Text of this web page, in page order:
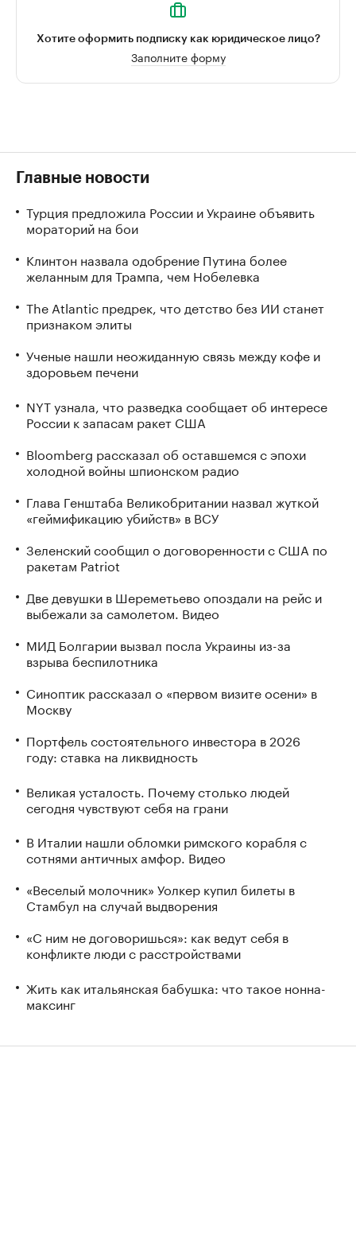
Хотите оформить подписку как юридическое лицо?
Заполните форму
Главные новости
Турция предложила России и Украине объявить
мораторий на бои
Клинтон назвала одобрение Путина более
желанным для Трампа, чем Нобелевка
The Atlantic предрек, что детство без ИИ станет
признаком элиты
Ученые нашли неожиданную связь между кофе и
здоровьем печени
NYT узнала, что разведка сообщает об интересе
России к запасам ракет США
Bloomberg рассказал об оставшемся с эпохи
холодной войны шпионском радио
Глава Генштаба Великобритании назвал жуткой
«геймификацию убийств» в ВСУ
Зеленский сообщил о договоренности с США по
ракетам Patriot
Две девушки в Шереметьево опоздали на рейс и
выбежали за самолетом. Видео
МИД Болгарии вызвал посла Украины из-за
взрыва беспилотника
Синоптик рассказал о «первом визите осени» в
Москву
Портфель состоятельного инвестора в 2026
году: ставка на ликвидность
Великая усталость. Почему столько людей
сегодня чувствуют себя на грани
В Италии нашли обломки римского корабля с
сотнями античных амфор. Видео
«Веселый молочник» Уолкер купил билеты в
Стамбул на случай выдворения
«С ним не договоришься»: как ведут себя в
конфликте люди с расстройствами
Жить как итальянская бабушка: что такое нонна-
максинг